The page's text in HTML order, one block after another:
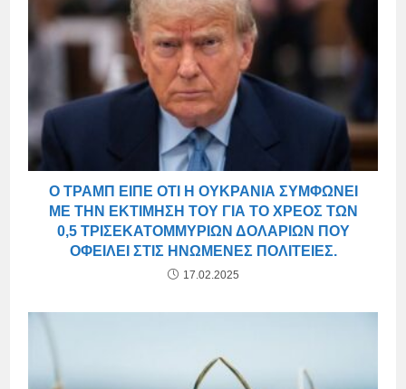
Ο ΤΡΑΜΠ ΕΊΠΕ ΌΤΙ Η ΟΥΚΡΑΝΊΑ ΣΥΜΦΩΝΕΊ
ΜΕ ΤΗΝ ΕΚΤΊΜΗΣΉ ΤΟΥ ΓΙΑ ΤΟ ΧΡΈΟΣ ΤΩΝ
0,5 ΤΡΙΣΕΚΑΤΟΜΜΥΡΊΩΝ ΔΟΛΑΡΊΩΝ ΠΟΥ
ΟΦΕΊΛΕΙ ΣΤΙΣ ΗΝΩΜΈΝΕΣ ΠΟΛΙΤΕΊΕΣ.
17.02.2025